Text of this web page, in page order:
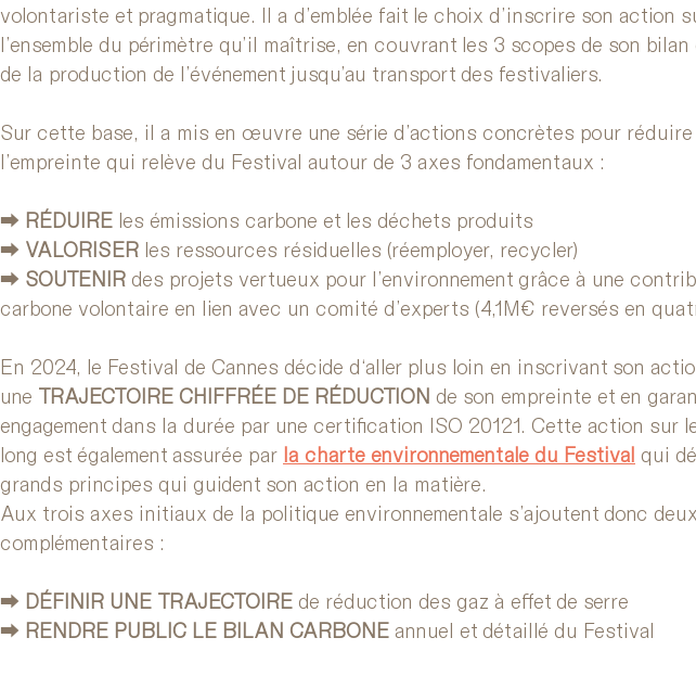
volontariste et pragmatique. Il a d’emblée fait le choix d’inscrire son action
l’ensemble du périmètre qu’il maîtrise, en couvrant les 3 scopes de son bilan
de la production de l’événement jusqu’au transport des festivaliers.
Sur cette base, il a mis en œuvre une série d’actions concrètes pour réduire
l’empreinte qui relève du Festival autour de 3 axes fondamentaux :
⮕ RÉDUIRE les émissions carbone et les déchets produits
⮕ VALORISER les ressources résiduelles (réemployer, recycler)
⮕ SOUTENIR des projets vertueux pour l’environnement grâce à une
carbone volontaire en lien avec un comité d’experts (4,1M€ reversés en
En 2024, le Festival de Cannes décide d‘aller plus loin en inscrivant son
une TRAJECTOIRE CHIFFRÉE DE RÉDUCTION de son empreinte et en
engagement dans la durée par une certification ISO 20121. Cette action sur
long est également assurée par la charte environnementale du Festival qui
grands principes qui guident son action en la matière.
Aux trois axes initiaux de la politique environnementale s’ajoutent donc
complémentaires :
⮕ DÉFINIR UNE TRAJECTOIRE de réduction des gaz à effet de serre
⮕ RENDRE PUBLIC LE BILAN CARBONE annuel et détaillé du Festival